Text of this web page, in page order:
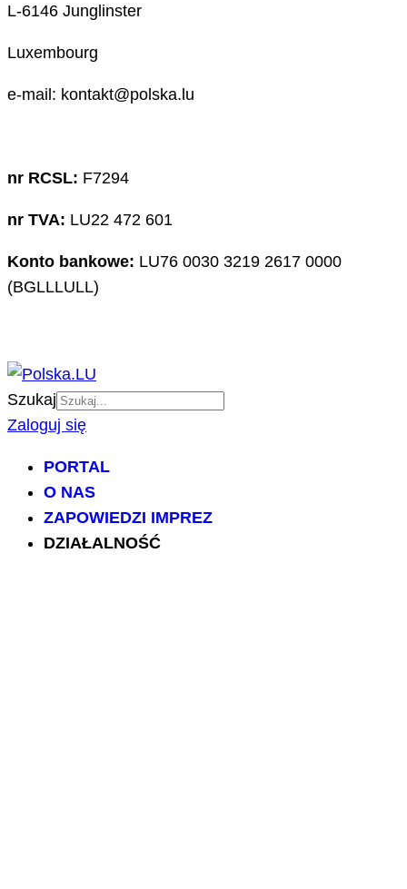
L-6146 Junglinster
Luxembourg
e-mail: kontakt@polska.lu
nr RCSL: F7294
nr TVA: LU22 472 601
Konto bankowe: LU76 0030 3219 2617 0000
(BGLLLULL)
Szukaj
Zaloguj się
PORTAL
O NAS
ZAPOWIEDZI IMPREZ
DZIAŁALNOŚĆ